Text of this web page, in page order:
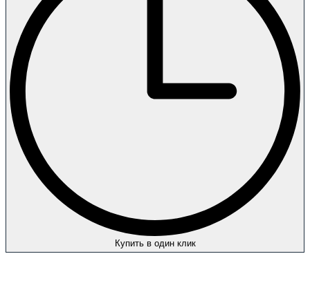
Купить в один клик